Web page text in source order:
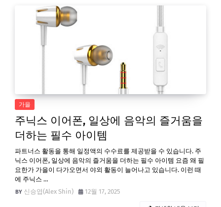
가을
주닉스 이어폰, 일상에 음악의 즐거움을
더하는 필수 아이템
파트너스 활동을 통해 일정액의 수수료를 제공받을 수 있습니다. 주
닉스 이어폰, 일상에 음악의 즐거움을 더하는 필수 아이템 요즘 왜 필
요한가 가을이 다가오면서 야외 활동이 늘어나고 있습니다. 이런 때
에 주닉스 …
신승엽(Alex Shin)
12월 17, 2025